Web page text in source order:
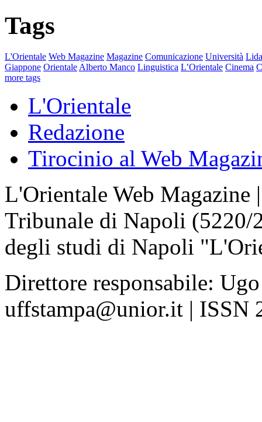
Tags
L'Orientale Web Magazine Magazine Comunicazione Università
Giappone Orientale Alberto Manco Linguistica L’Orientale Cinema
more tags
L'Orientale
Redazione
Tirocinio al Web
L'Orientale Web Magazine
Tribunale di Napoli
degli studi di Napoli
Direttore responsabile:
uffstampa@unior.it | ISSN